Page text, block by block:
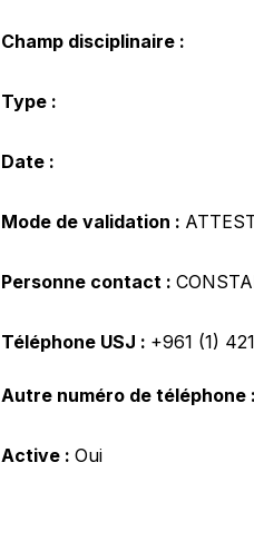
Champ disciplinaire :
Type :
Date :
Mode de validation :
Personne contact :
Téléphone USJ : +961 (1)
Autre numéro de téléphone :
Active : Oui